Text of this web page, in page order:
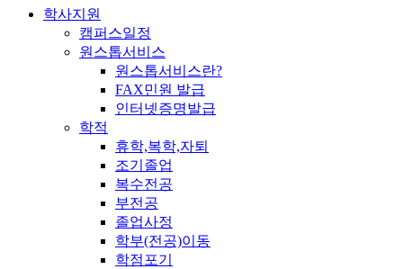
학사지원
캠퍼스일정
원스톱서비스
원스톱서비스란?
FAX민원 발급
인터넷증명발급
학적
휴학,복학,자퇴
조기졸업
복수전공
부전공
졸업사정
학부(전공)이동
학점포기